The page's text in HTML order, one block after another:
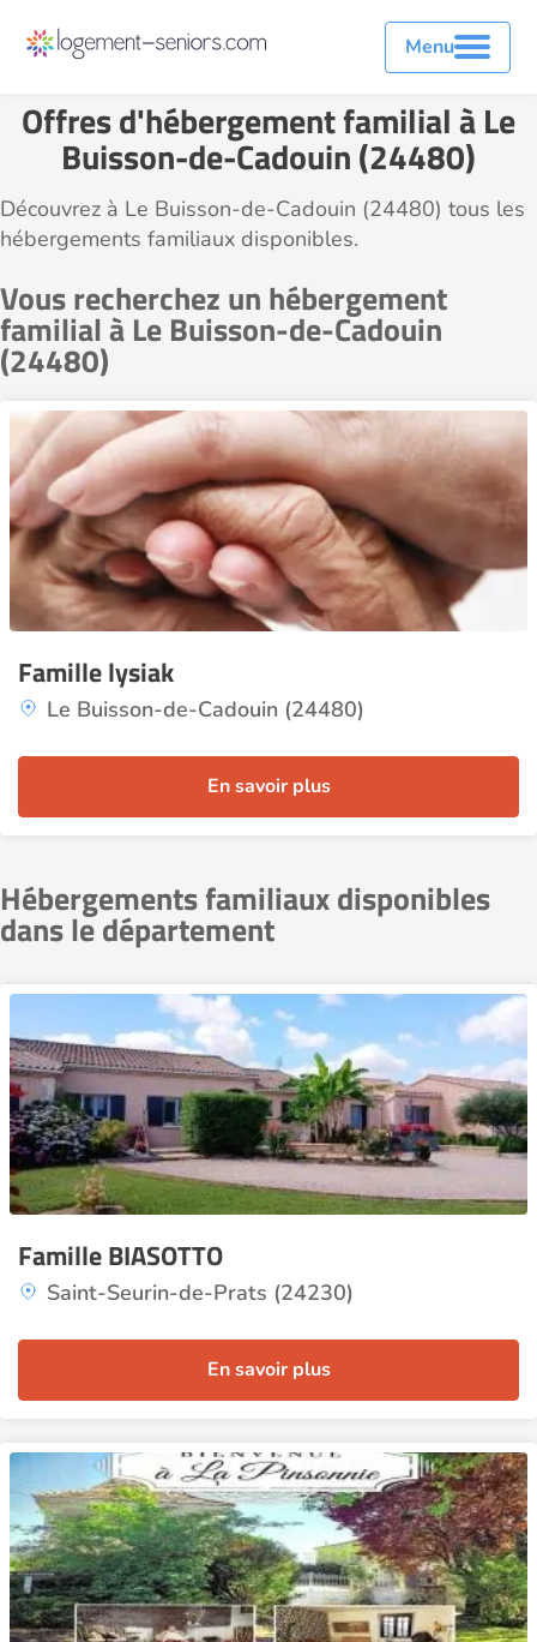
Menu
Offres d'hébergement familial à Le
Buisson-de-Cadouin (24480)
Découvrez à Le Buisson-de-Cadouin (24480) tous les
hébergements familiaux disponibles.
Vous recherchez un hébergement
familial à Le Buisson-de-Cadouin
(24480)
Famille lysiak
Le Buisson-de-Cadouin (24480)
En savoir plus
Hébergements familiaux disponibles
dans le département
Famille BIASOTTO
Saint-Seurin-de-Prats (24230)
En savoir plus